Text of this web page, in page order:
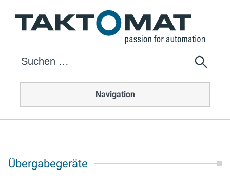
Navigation
Übergabegeräte